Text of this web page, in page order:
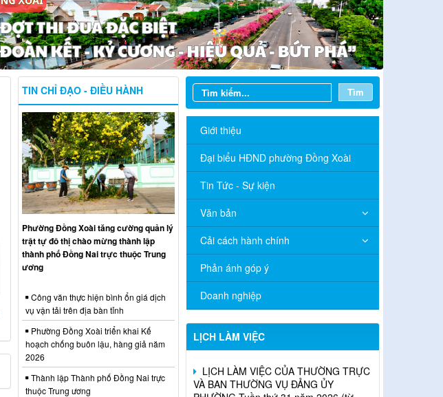
Tìm
Giới thiệu
Đại biểu HĐND phường Đồng Xoài
Tin Tức - Sự kiện
Văn bản
Cải cách hành chính
Phản ánh góp ý
Doanh nghiệp
LỊCH LÀM VIỆC
Lịch làm việc của Thường trực HĐND -
UBND phường (Tuần thứ 31, từ ngày
03/8/2026 đến ngày 09/8/2026)
LỊCH LÀM VIỆC CỦA THƯỜNG TRỰC
VÀ BAN THƯỜNG VỤ ĐẢNG ỦY
PHƯỜNG Tuần thứ 31 năm 2026 (từ
ngày 03/8/2026 đến ngày 07/8/2026)
TIN CHỈ ĐẠO - ĐIỀU HÀNH
Phường Đồng Xoài tăng cường quản lý
trật tự đô thị chào mừng thành lập
thành phố Đồng Nai trực thuộc Trung
ương
Công văn thực hiện bình ổn giá dịch
vụ vận tải trên địa bàn tỉnh
Phường Đồng Xoài triển khai Kế
hoạch chống buôn lậu, hàng giả năm
2026
Thành lập Thành phố Đồng Nai trực
thuộc Trung ương